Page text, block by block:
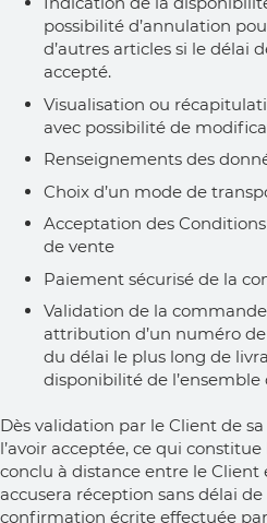
possibilité d’annulation
d’autres articles si le délai
accepté.
Visualisation ou
avec possibilité de
Renseignements des
Choix d’un mode de
Acceptation des
de vente
Paiement sécurisé de la
Validation de la
attribution d’un numéro
du délai le plus long de
disponibilité de
Dès validation par le Client de
l’avoir acceptée, ce qui
conclu à distance entre le Client
accusera réception sans délai
confirmation écrite effectuée